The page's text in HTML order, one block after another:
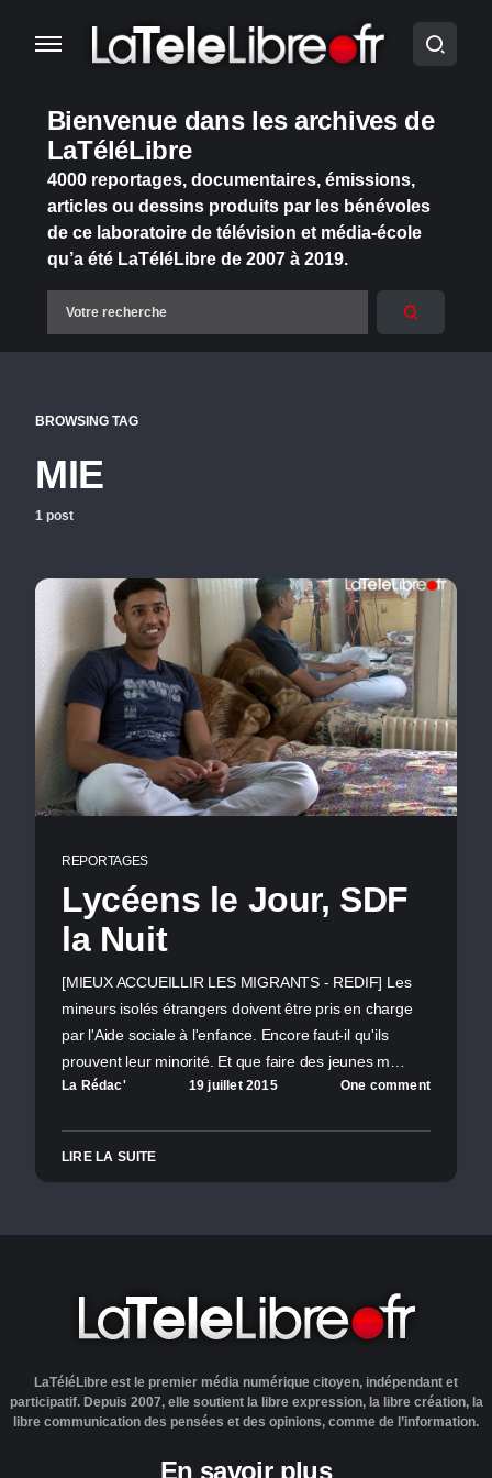
Bienvenue dans les archives de
LaTéléLibre
4000 reportages, documentaires, émissions,
articles ou dessins produits par les bénévoles
de ce laboratoire de télévision et média-école
qu’a été LaTéléLibre de 2007 à 2019.
BROWSING TAG
MIE
1 post
REPORTAGES
Lycéens le Jour, SDF
la Nuit
[MIEUX ACCUEILLIR LES MIGRANTS - REDIF] Les
mineurs isolés étrangers doivent être pris en charge
par l'Aide sociale à l'enfance. Encore faut-il qu'ils
prouvent leur minorité. Et que faire des jeunes m…
La Rédac' 19 juillet 2015 One comment
LIRE LA SUITE
LaTéléLibre est le premier média numérique citoyen, indépendant et
participatif. Depuis 2007, elle soutient la libre expression, la libre création, la
libre communication des pensées et des opinions, comme de l’information.
En savoir plus